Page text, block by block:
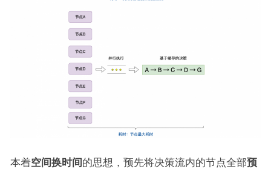
本着空间换时间的思想，预先将决策流内的节点全部预